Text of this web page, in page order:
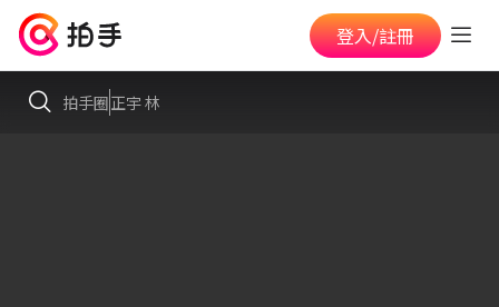
登入/註冊
拍手圈正宇 林